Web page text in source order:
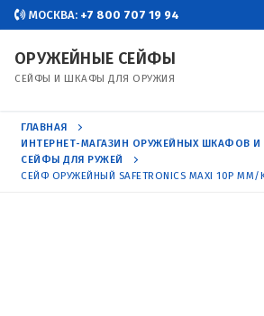
Перейти
содержимому
МОСКВА: +7 800 707 19 94
ОРУЖЕЙНЫЕ СЕЙФЫ
СЕЙФЫ И ШКАФЫ ДЛЯ ОРУЖИЯ
ГЛАВНАЯ
ИНТЕРНЕТ-МАГАЗИН ОРУЖЕЙНЫХ ШКАФОВ
СЕЙФЫ ДЛЯ РУЖЕЙ
СЕЙФ ОРУЖЕЙНЫЙ SAFETRONICS MAXI 10P MM/